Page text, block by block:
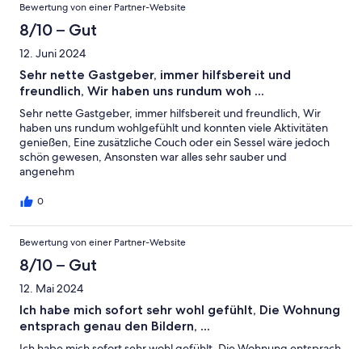
Bewertung von einer Partner-Website
8/10 – Gut
12. Juni 2024
Sehr nette Gastgeber, immer hilfsbereit und
freundlich, Wir haben uns rundum woh ...
Sehr nette Gastgeber, immer hilfsbereit und freundlich, Wir
haben uns rundum wohlgefühlt und konnten viele Aktivitäten
genießen, Eine zusätzliche Couch oder ein Sessel wäre jedoch
schön gewesen, Ansonsten war alles sehr sauber und
angenehm
0
Bewertung von einer Partner-Website
8/10 – Gut
12. Mai 2024
Ich habe mich sofort sehr wohl gefühlt, Die Wohnung
entsprach genau den Bildern, ...